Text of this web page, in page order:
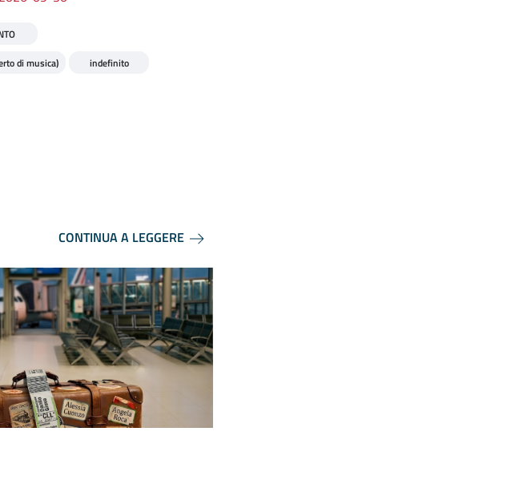
di musica)
indefinito
CONTINUA A LEGGERE